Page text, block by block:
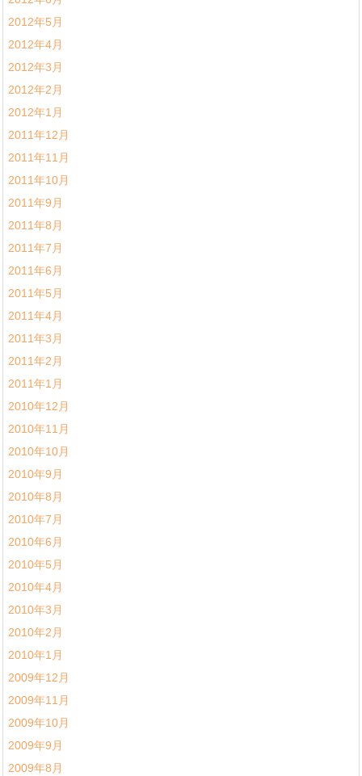
2012年5月
2012年4月
2012年3月
2012年2月
2012年1月
2011年12月
2011年11月
2011年10月
2011年9月
2011年8月
2011年7月
2011年6月
2011年5月
2011年4月
2011年3月
2011年2月
2011年1月
2010年12月
2010年11月
2010年10月
2010年9月
2010年8月
2010年7月
2010年6月
2010年5月
2010年4月
2010年3月
2010年2月
2010年1月
2009年12月
2009年11月
2009年10月
2009年9月
2009年8月